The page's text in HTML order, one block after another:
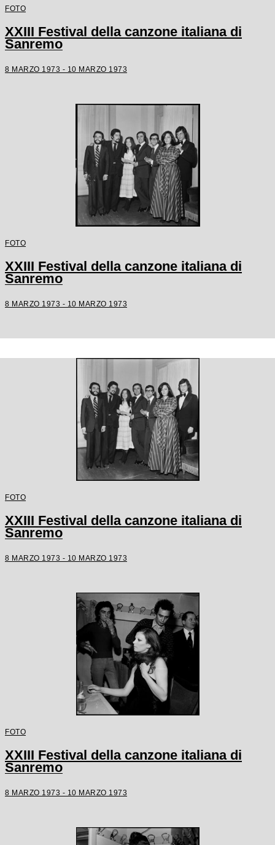
FOTO
XXIII Festival della canzone italiana di
Sanremo
8 MARZO 1973 - 10 MARZO 1973
FOTO
XXIII Festival della canzone italiana di
Sanremo
8 MARZO 1973 - 10 MARZO 1973
FOTO
XXIII Festival della canzone italiana di
Sanremo
8 MARZO 1973 - 10 MARZO 1973
FOTO
XXIII Festival della canzone italiana di
Sanremo
8 MARZO 1973 - 10 MARZO 1973